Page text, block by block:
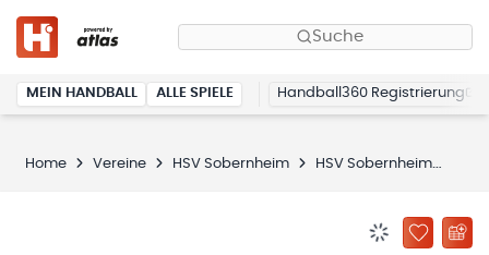
Suche
MEIN HANDBALL ALLE SPIELE Handball360 Registrierung
Home Vereine HSV Sobernheim HSV Sobernheim
ZU